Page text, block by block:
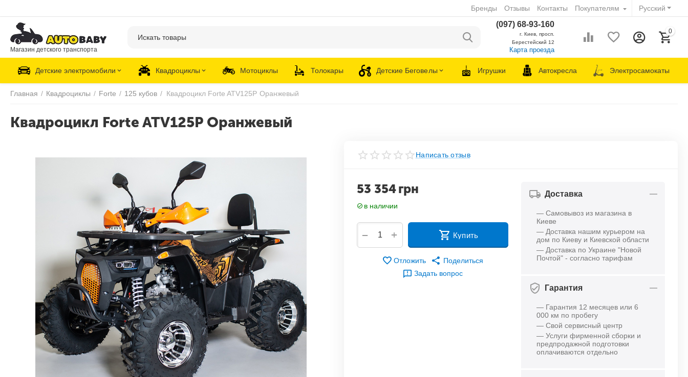
Русский
Бренды Отзывы Контакты Покупателям
Магазин детского транспорта
(097) 68-93-160
г. Киев, просп.
Берестейский 12
Карта проезда
0
Детские электромобили Квадроциклы Мотоциклы Толокары Детские Беговелы Игрушки Автокресла Электросамокаты
Главная / Квадроциклы / Forte / 125 кубов / Квадроцикл Forte ATV125P Оранжевый
Квадроцикл Forte ATV125P Оранжевый
Написать отзыв
53 354грн
в наличии
+
− Купить
Отложить
Поделиться
Задать вопрос
Доставка
— Самовывоз из магазина в
Киеве
— Доставка нашим курьером на
дом по Киеву и Киевской области
— Доставка по Украине "Новой
Почтой" - согласно тарифам
Гарантия
— Гарантия 12 месяцев или 6
000 км по пробегу
— Свой сервисный центр
— Услуги фирменной сборки и
предпродажной подготовки
оплачиваются отдельно